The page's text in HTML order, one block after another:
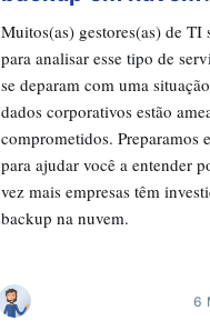
Muitos(as) gestores(as) de TI
para analisar esse tipo de
se deparam com uma
dados corporativos estão
comprometidos. Preparamos
para ajudar você a entender
vez mais empresas têm
backup na nuvem.
6